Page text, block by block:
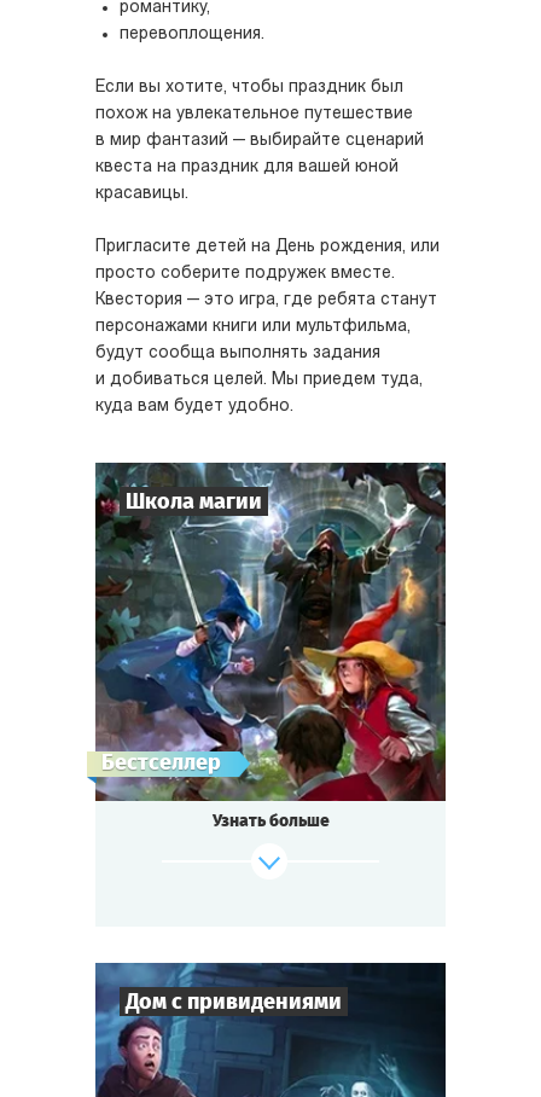
романтику,
перевоплощения.
Если вы хотите, чтобы праздник был
похож на увлекательное путешествие
в мир фантазий — выбирайте сценарий
квеста на праздник для вашей юной
красавицы.
Пригласите детей на День рождения, или
просто соберите подружек вместе.
Квестория — это игра, где ребята станут
персонажами книги или мультфильма,
будут сообща выполнять задания
и добиваться целей. Мы приедем туда,
куда вам будет удобно.
Школа магии
Бестселлер
Игроков 6 -19
Время игры 1-2 ч.
Тематика Фэнтези
Тип квеста Квестория
Cыграть
Узнать больше
Дом с привидениями